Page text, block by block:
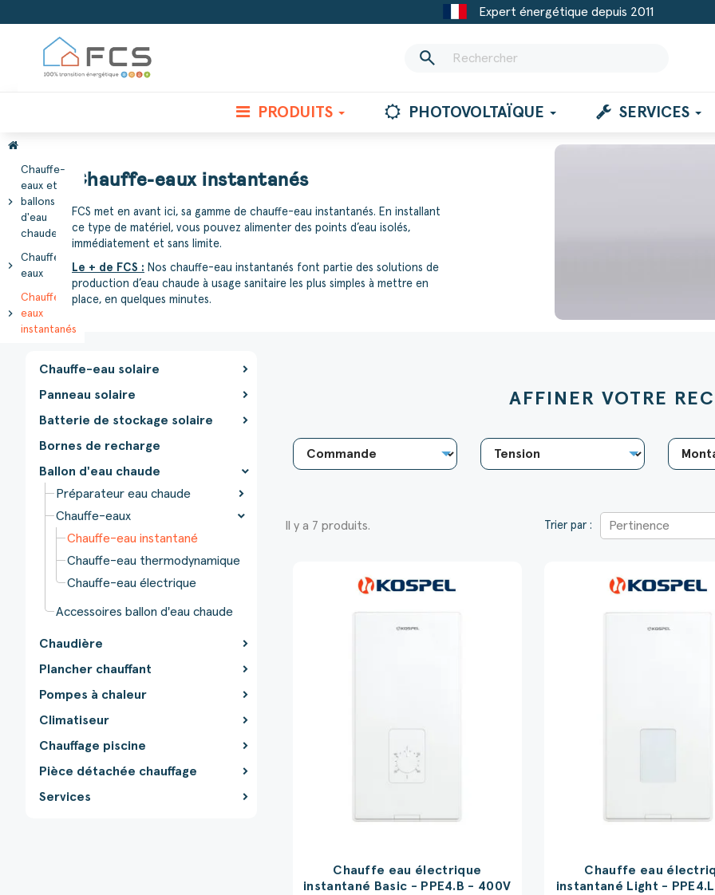
Expert énergétique depuis 2011
search
PRODUITS PHOTOVOLTAÏQUE SERVICES
chevron_right
Chauffe-
eaux et
ballons
d'eau
chaude
chevron_right
Chauffe-
eaux
chevron_right
Chauffe-
eaux
instantanés
Chauffe-eaux instantanés
FCS met en avant ici, sa gamme de chauffe-eau instantanés. En installant
ce type de matériel, vous pouvez alimenter des points d’eau isolés,
immédiatement et sans limite.
Le + de FCS : Nos chauffe-eau instantanés font partie des solutions de
production d’eau chaude à usage sanitaire les plus simples à mettre en
place, en quelques minutes.
Chauffe-eau solaire
Panneau solaire
Batterie de stockage solaire
Bornes de recharge
Ballon d'eau chaude
Préparateur eau chaude
Chauffe-eaux
Chauffe-eau instantané
Chauffe-eau thermodynamique
Chauffe-eau électrique
Accessoires ballon d'eau chaude
Chaudière
Plancher chauffant
Pompes à chaleur
Climatiseur
Chauffage piscine
Pièce détachée chauffage
Services
AFFINER VOTRE
Trier par : Pertinence
Il y a 7 produits.
Chauffe eau électrique
instantané Basic - PPE4.B - 400V
Chauffe eau
instantané Light -